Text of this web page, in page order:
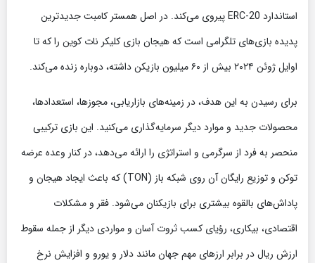
استاندارد ERC-20 پیروی می‌کند. در اصل همستر کامبت جدیدترین
پدیده بازی‌های تلگرامی است که هیجان بازی کلیکر نات کوین را که تا
اوایل ژوئن ۲۰۲۴ بیش از ۶۰ میلیون بازیکن داشته، دوباره زنده می‌کند.
برای رسیدن به این هدف، در زمینه‌های بازاریابی، مجوزها، استعدادها،
محصولات جدید و موارد دیگر سرمایه‌گذاری می‌کنید. این بازی ترکیبی
منحصر به فرد از سرگرمی و استراتژی را ارائه می‌دهد، در کنار وعده عرضه
توکن و توزیع رایگان آن روی شبکه باز (TON) که باعث ایجاد هیجان و
پاداش‌های بالقوه بیشتری برای بازیکنان می‌شود. فقر و مشکلات
اقتصادی، بیکاری، رؤیای کسب ثروت آسان و مواردی دیگر از جمله سقوط
ارزش ریال در برابر ارزهای مهم جهان مانند دلار و یورو و افزایش نرخ